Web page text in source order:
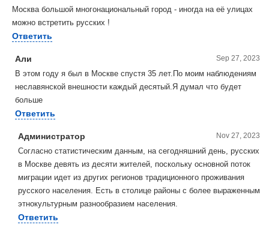
Москва большой многонациональный город - иногда на её улицах
можно встретить русских !
Ответить
Али Sep 27, 2023
В этом году я был в Москве спустя 35 лет.По моим наблюдениям
неславянской внешности каждый десятый.Я думал что будет
больше
Ответить
Администратор Nov 27, 2023
Согласно статистическим данным, на сегодняшний день, русских
в Москве девять из десяти жителей, поскольку основной поток
миграции идет из других регионов традиционного проживания
русского населения. Есть в столице районы с более выраженным
этнокультурным разнообразием населения.
Ответить